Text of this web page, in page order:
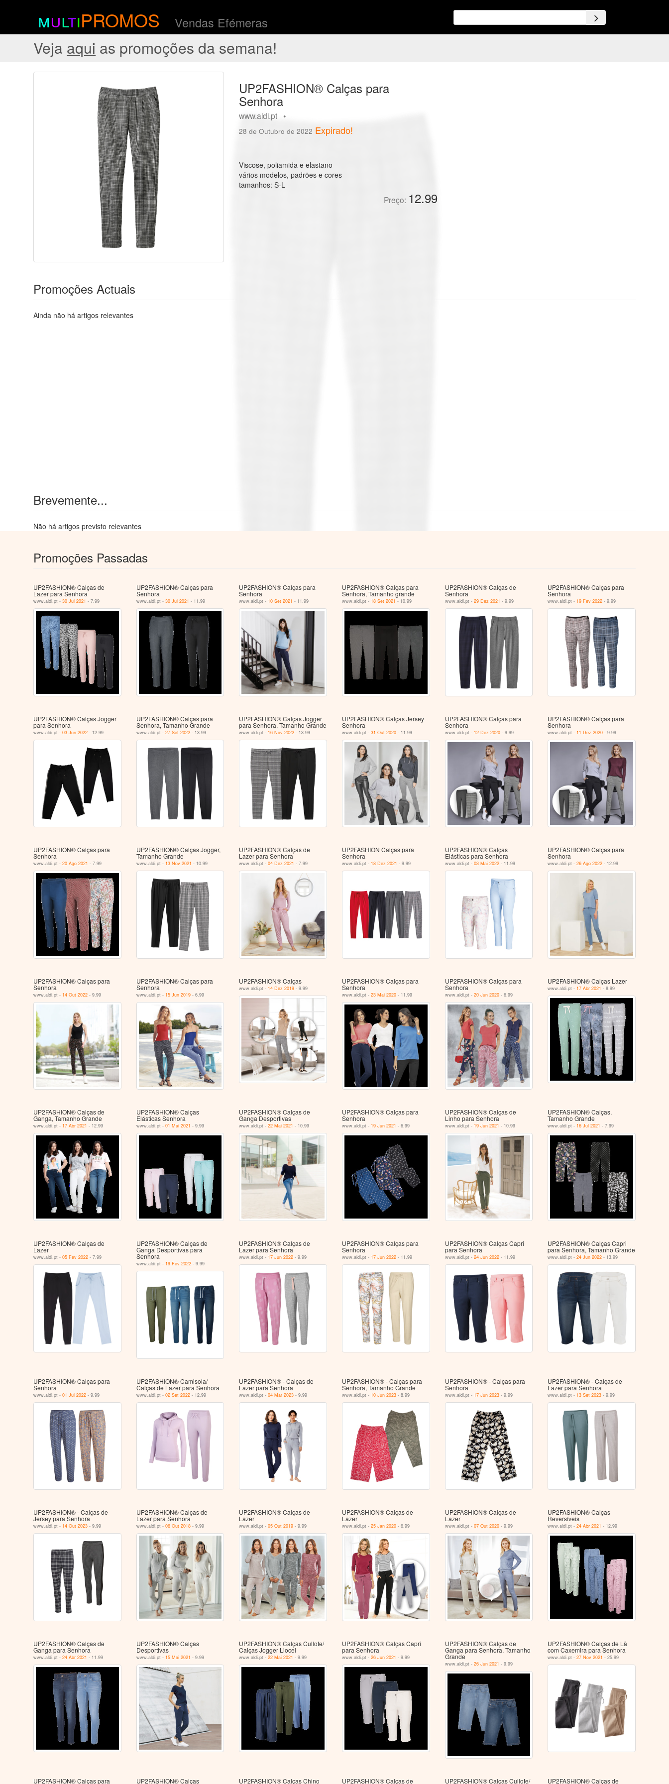
multiPROMOS Vendas Efémeras
Veja aqui as promoções da semana!
UP2FASHION® Calças para
Senhora
www.aldi.pt •
28 de Outubro de 2022 Expirado!
Viscose, poliamida e elastano
vários modelos, padrões e cores
tamanhos: S-L
Preço: 12.99
Promoções Actuais
Ainda não há artigos relevantes
Brevemente...
Não há artigos previsto relevantes
Promoções Passadas
UP2FASHION® Calças de
Lazer para Senhora
www.aldi.pt -30 Jul 2021 - 7.99
UP2FASHION® Calças para
Senhora
www.aldi.pt - 30 Jul 2021 - 11.99
UP2FASHION® Calças para
Senhora
www.aldi.pt - 10 Set 2021 - 11.99
UP2FASHION® Calças para
Senhora, Tamanho grande
www.aldi.pt - 18 Set 2021 - 10.99
UP2FASHION® Calças de
Senhora
www.aldi.pt - 29 Dez 2021 - 9.99
UP2FASHION® Calças para
Senhora
www.aldi.pt - 19 Fev 2022 - 9.99
UP2FASHION® Calças Jogger
para Senhora
www.aldi.pt -03 Jun 2022 - 12.99
UP2FASHION® Calças para
Senhora, Tamanho Grande
www.aldi.pt - 27 Set 2022- 13.99
UP2FASHION® Calças Jogger
para Senhora, Tamanho Grande
www.aldi.pt - 16 Nov 2022 - 13.99
UP2FASHION® Calças Jersey
Senhora
www.aldi.pt - 31 Out 2020- 11.99
UP2FASHION® Calças para
Senhora
www.aldi.pt - 12 Dez 2020- 9.99
UP2FASHION® Calças para
Senhora
www.aldi.pt - 11 Dez 2020 - 9.99
UP2FASHION® Calças para
Senhora
www.aldi.pt -20 Ago 2021 - 7.99
UP2FASHION® Calças Jogger,
Tamanho Grande
www.aldi.pt - 13 Nov 2021 - 10.99
UP2FASHION® Calças de
Lazer para Senhora
www.aldi.pt -04 Dez 2021 - 7.99
UP2FASHION Calças para
Senhora
www.aldi.pt - 18 Dez 2021 - 9.99
UP2FASHION® Calças
Elásticas para Senhora
www.aldi.pt - 03 Mai 2022- 11.99
UP2FASHION® Calças para
Senhora
www.aldi.pt -26 Ago 2022 - 12.99
UP2FASHION® Calças para
Senhora
www.aldi.pt - 14 Out 2022 - 9.99
UP2FASHION® Calças para
Senhora
www.aldi.pt - 15 Jun 2019- 6.99
UP2FASHION® Calças
www.aldi.pt - 14 Dez 2019 - 9.99
UP2FASHION® Calças para
Senhora
www.aldi.pt - 23 Mai 2020- 11.99
UP2FASHION® Calças para
Senhora
www.aldi.pt - 20 Jun 2020- 6.99
UP2FASHION® Calças Lazer
www.aldi.pt - 17 Abr 2021 - 8.99
UP2FASHION® Calças de
Ganga, Tamanho Grande
www.aldi.pt - 17 Abr 2021 - 12.99
UP2FASHION® Calças
Elásticas Senhora
www.aldi.pt - 01 Mai 2021 - 9.99
UP2FASHION® Calças de
Ganga Desportivas
www.aldi.pt -22 Mai 2021 - 10.99
UP2FASHION® Calças para
Senhora
www.aldi.pt - 19 Jun 2021 - 6.99
UP2FASHION® Calças de
Linho para Senhora
www.aldi.pt - 19 Jun 2021 - 10.99
UP2FASHION® Calças,
Tamanho Grande
www.aldi.pt - 16 Jul 2021 - 7.99
UP2FASHION® Calças de
Lazer
www.aldi.pt -05 Fev 2022 - 7.99
UP2FASHION® Calças de
Ganga Desportivas para
Senhora
www.aldi.pt - 19 Fev 2022- 9.99
UP2FASHION® Calças de
Lazer para Senhora
www.aldi.pt - 17 Jun 2022 - 9.99
UP2FASHION® Calças para
Senhora
www.aldi.pt - 17 Jun 2022- 11.99
UP2FASHION® Calças Capri
para Senhora
www.aldi.pt - 24 Jun 2022- 11.99
UP2FASHION® Calças Capri
para Senhora, Tamanho Grande
www.aldi.pt -24 Jun 2022 - 13.99
UP2FASHION® Calças para
Senhora
www.aldi.pt -01 Jul 2022 - 9.99
UP2FASHION® Camisola/
Calças de Lazer para Senhora
www.aldi.pt - 02 Set 2022- 12.99
UP2FASHION® - Calças de
Lazer para Senhora
www.aldi.pt -04 Mar 2023 - 9.99
UP2FASHION® - Calças para
Senhora, Tamanho Grande
www.aldi.pt - 10 Jun 2023- 8.99
UP2FASHION® - Calças para
Senhora
www.aldi.pt - 17 Jun 2023- 9.99
UP2FASHION® - Calças de
Lazer para Senhora
www.aldi.pt - 13 Set 2023 - 9.99
UP2FASHION® - Calças de
Jersey para Senhora
www.aldi.pt - 14 Out 2023 - 9.99
UP2FASHION® Calças de
Lazer para Senhora
www.aldi.pt - 06 Out 2018- 9.99
UP2FASHION® Calças de
Lazer
www.aldi.pt -05 Out 2019 - 9.99
UP2FASHION® Calças de
Lazer
www.aldi.pt - 25 Jan 2020- 6.99
UP2FASHION® Calças de
Lazer
www.aldi.pt - 07 Out 2020- 9.99
UP2FASHION® Calças
Reversíveis
www.aldi.pt -24 Abr 2021 - 12.99
UP2FASHION® Calças de
Ganga para Senhora
www.aldi.pt -24 Abr 2021 - 11.99
UP2FASHION® Calças
Desportivas
www.aldi.pt - 15 Mai 2021 - 9.99
UP2FASHION® Calças Cullote/
Calças Jogger Liocel
www.aldi.pt -22 Mai 2021 - 9.99
UP2FASHION® Calças Capri
para Senhora
www.aldi.pt - 26 Jun 2021 - 9.99
UP2FASHION® Calças de
Ganga para Senhora, Tamanho
Grande
www.aldi.pt - 26 Jun 2021 - 9.99
UP2FASHION® Calças de Lã
com Caxemira para Senhora
www.aldi.pt -27 Nov 2021 - 25.99
UP2FASHION® Calças para UP2FASHION® Calças UP2FASHION® Calças Chino UP2FASHION® Calças de UP2FASHION® Calças Cullote/ UP2FASHION® Calças de